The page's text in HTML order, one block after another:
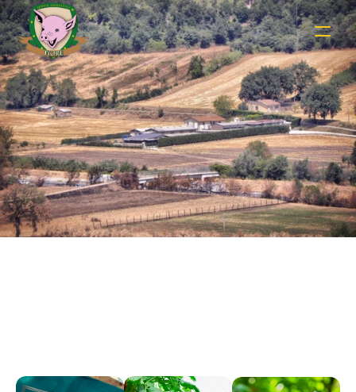
Shop Details
Securely Checkout and Enjoy Farm Fresh
Deliveries